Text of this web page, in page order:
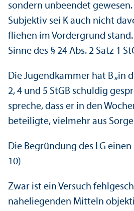
sondern unbeendet
Subjektiv sei K auch nicht
fliehen im Vordergrund
Sinne des § 24 Abs. 2 Satz 1
Die Jugendkammer hat B „in
2, 4 und 5 StGB schuldig
spreche, dass er in den
beteiligte, vielmehr aus
Die Begründung des LG
10)
Zwar ist ein Versuch
naheliegenden Mitteln